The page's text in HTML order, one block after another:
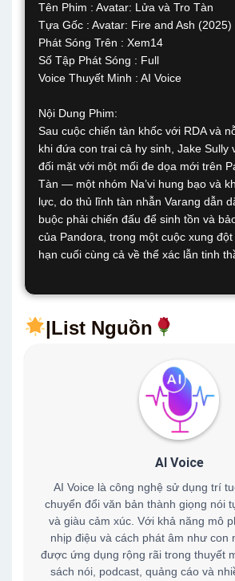
Tên Phim : Avatar: Lửa và Tro Tàn
Tựa Gốc : Avatar: Fire and Ash (2025)
Phát Sóng Trên : Xem14
Số Tập Phát Sóng : Full
Voice Thuyết Minh : AI Voice
Nội Dung Phim:
Sau cuộc chiến tàn khốc với RDA và
khi đứa con trai cả hy sinh, Jake Sully
đối mặt với một mối đe dọa mới trên
Tàn — một nhóm Na’vi hung bạo và
lực, do thủ lĩnh tàn nhẫn Varang dẫn
buộc phải chiến đấu để sinh tồn và
của Pandora, trong một cuộc xung
hạn cuối cùng cả về thể xác lẫn tinh
|List Nguồn
AI Voice
AI Voice là công nghệ sử dụng trí
chuyển đổi văn bản thành giọng nói
và giàu cảm xúc. Với khả năng mô
nhịp điệu và cách phát âm như con
được ứng dụng rộng rãi trong thuyết
sách nói, podcast, quảng cáo và